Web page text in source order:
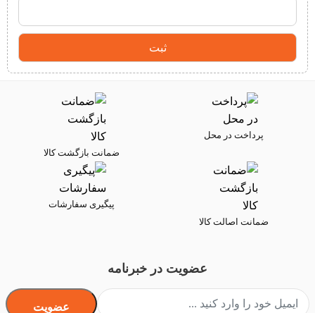
پرداخت در محل
ضمانت بازگشت کالا
ضمانت اصالت کالا
پیگیری سفارشات
عضویت در خبرنامه
عضویت